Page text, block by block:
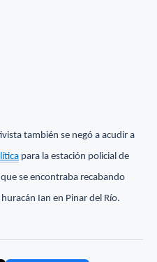
también se negó a acudir a
para la estación policial de
se encontraba recabando
Ian en Pinar del Río.